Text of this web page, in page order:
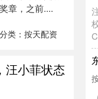
章，之前....
分类： 按天配资
汪小菲状态